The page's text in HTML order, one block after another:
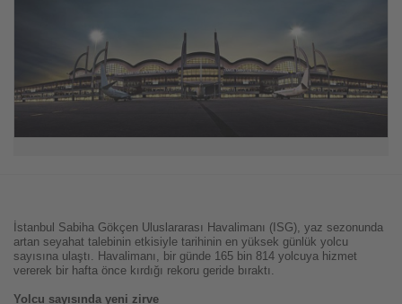
İstanbul Sabiha Gökçen Uluslararası Havalimanı (ISG), yaz sezonunda
artan seyahat talebinin etkisiyle tarihinin en yüksek günlük yolcu
sayısına ulaştı. Havalimanı, bir günde 165 bin 814 yolcuya hizmet
vererek bir hafta önce kırdığı rekoru geride bıraktı.
Yolcu sayısında yeni zirve